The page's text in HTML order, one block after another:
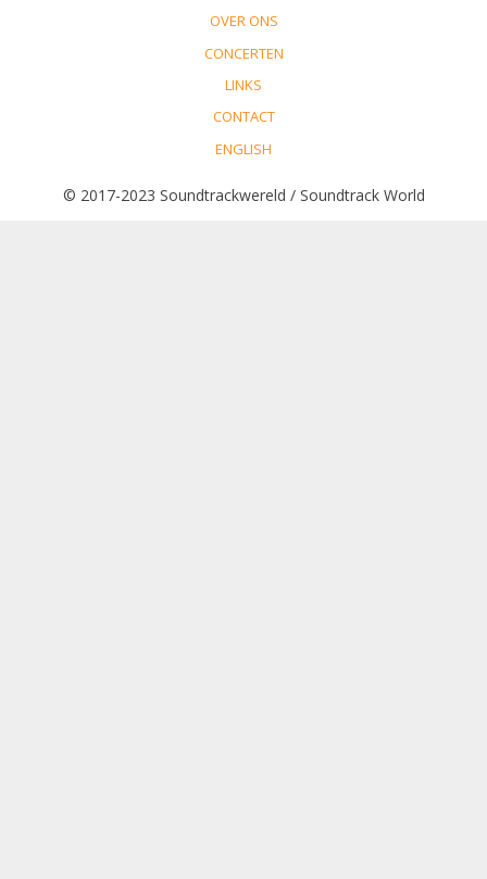
OVER ONS
CONCERTEN
LINKS
CONTACT
ENGLISH
© 2017-2023 Soundtrackwereld / Soundtrack World